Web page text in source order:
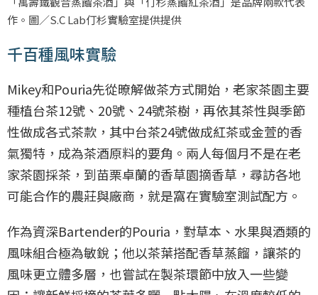
作。圖／S.C Lab仃杉實驗室提供提供
千百種風味實驗
Mikey和Pouria先從暸解做茶方式開始，老家茶園主要
種植台茶12號、20號、24號茶樹，再依其茶性與季節
性做成各式茶款，其中台茶24號做成紅茶或金萱的香
氣獨特，成為茶酒原料的要角。兩人每個月不是在老
家茶園採茶，到苗栗卓蘭的香草園摘香草，尋訪各地
可能合作的農莊與廠商，就是窩在實驗室測試配方。
作為資深Bartender的Pouria，對草本、水果與酒類的
風味組合極為敏銳；他以茶葉搭配香草蒸餾，讓茶的
風味更立體多層，也嘗試在製茶環節中放入一些變